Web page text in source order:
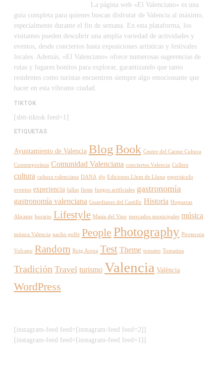
La página web «El Valenciano» es una
guía completa para quienes buscan disfrutar de Valencia al máximo,
especialmente durante el fin de semana. En esta plataforma, los
visitantes pueden descubrir una amplia variedad de actividades y
eventos, desde conciertos hasta exposiciones artísticas y festivales
locales. Además, «El Valenciano» ofrece numerosas sugerencias de
rutas y lugares bonitos para explorar, garantizando que tanto
residentes como turistas encuentren siempre algo emocionante que
hacer en esta vibrante ciudad.
TIKTOK
[sbtt-tiktok feed=1]
ETIQUETAS
Ayuntamiento de Valencia BlogBook Centre del Carme Cultura
Contemporània Comunidad Valenciana conciertos Valencia Cullera
cultura cultura valenciana DANA djs Ediciones Llum de Lluna espectáculo
eventos experiencia fallas fiesta fuegos artificiales gastronomía
gastronomía valenciana Guardianes del Castillo Historia Hogueras
Alicante horario Lifestyle Masía del Vino mercados municipales música
música Valencia nacho golfe People Photography Pirotecnia
Vulcano Random Roig Arena Test Theme tomates Tomatina
Tradición Travel turismo Valencia València
WordPress
[instagram-feed feed=[instagram-feed feed=2]]
[instagram-feed feed=[instagram-feed feed=1]]